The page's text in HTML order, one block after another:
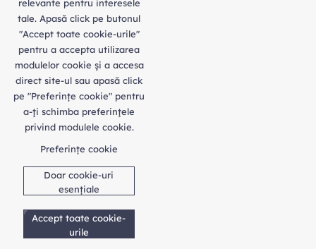
relevante pentru interesele
tale. Apasă click pe butonul
"Accept toate cookie-urile"
pentru a accepta utilizarea
modulelor cookie şi a accesa
direct site-ul sau apasă click
pe "Preferințe cookie" pentru
a-ţi schimba preferinţele
privind modulele cookie.
Preferințe cookie
Doar cookie-uri
esențiale
Accept toate cookie-
urile